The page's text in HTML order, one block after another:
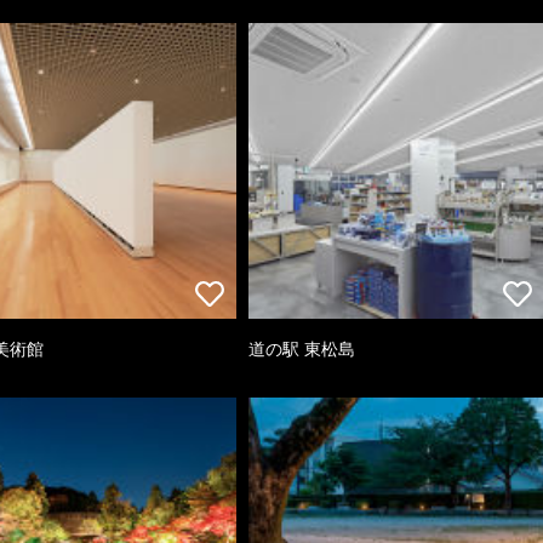
術館 道の駅 東松島